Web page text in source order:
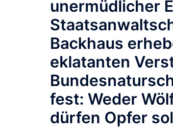
unermüdlicher
Backhaus
eklatanten
fest: Weder
dürfen Opfer